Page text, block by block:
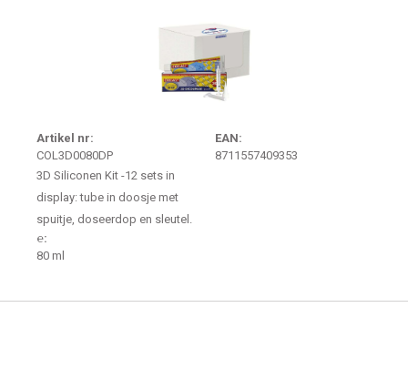
Artikel nr:
COL3D0080DP
3D Siliconen Kit -12 sets in
display: tube in doosje met
spuitje, doseerdop en sleutel.
EAN:
8711557409353
℮:
80 ml